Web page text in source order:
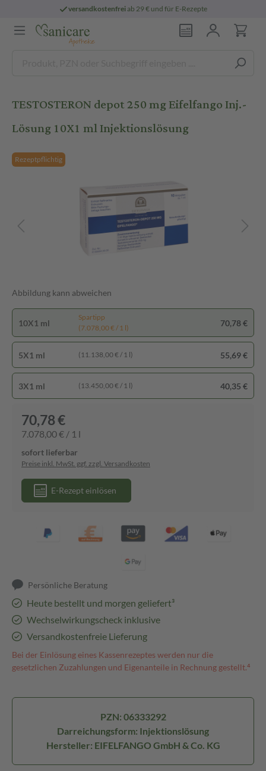
versandkostenfreiab 29 € und für E-Rezepte
TESTOSTERON depot 250 mg Eifelfango Inj.-
Lösung 10X1 ml Injektionslösung
Rezeptpflichtig
Abbildung kann abweichen
10X1 ml
Spartipp
(7.078,00 € / 1 l)
70,78 €
5X1 ml (11.138,00 € / 1 l) 55,69 €
3X1 ml (13.450,00 € / 1 l) 40,35 €
70,78 €
7.078,00 € / 1 l
sofort lieferbar
Preise inkl. MwSt. ggf. zzgl. Versandkosten
E-Rezept einlösen
Persönliche Beratung
Heute bestellt und morgen geliefert³
Wechselwirkungscheck inklusive
Versandkostenfreie Lieferung
Bei der Einlösung eines Kassenrezeptes werden nur die
gesetzlichen Zuzahlungen und Eigenanteile in Rechnung gestellt.⁴
PZN: 06333292
Darreichungsform: Injektionslösung
Hersteller: EIFELFANGO GmbH & Co. KG